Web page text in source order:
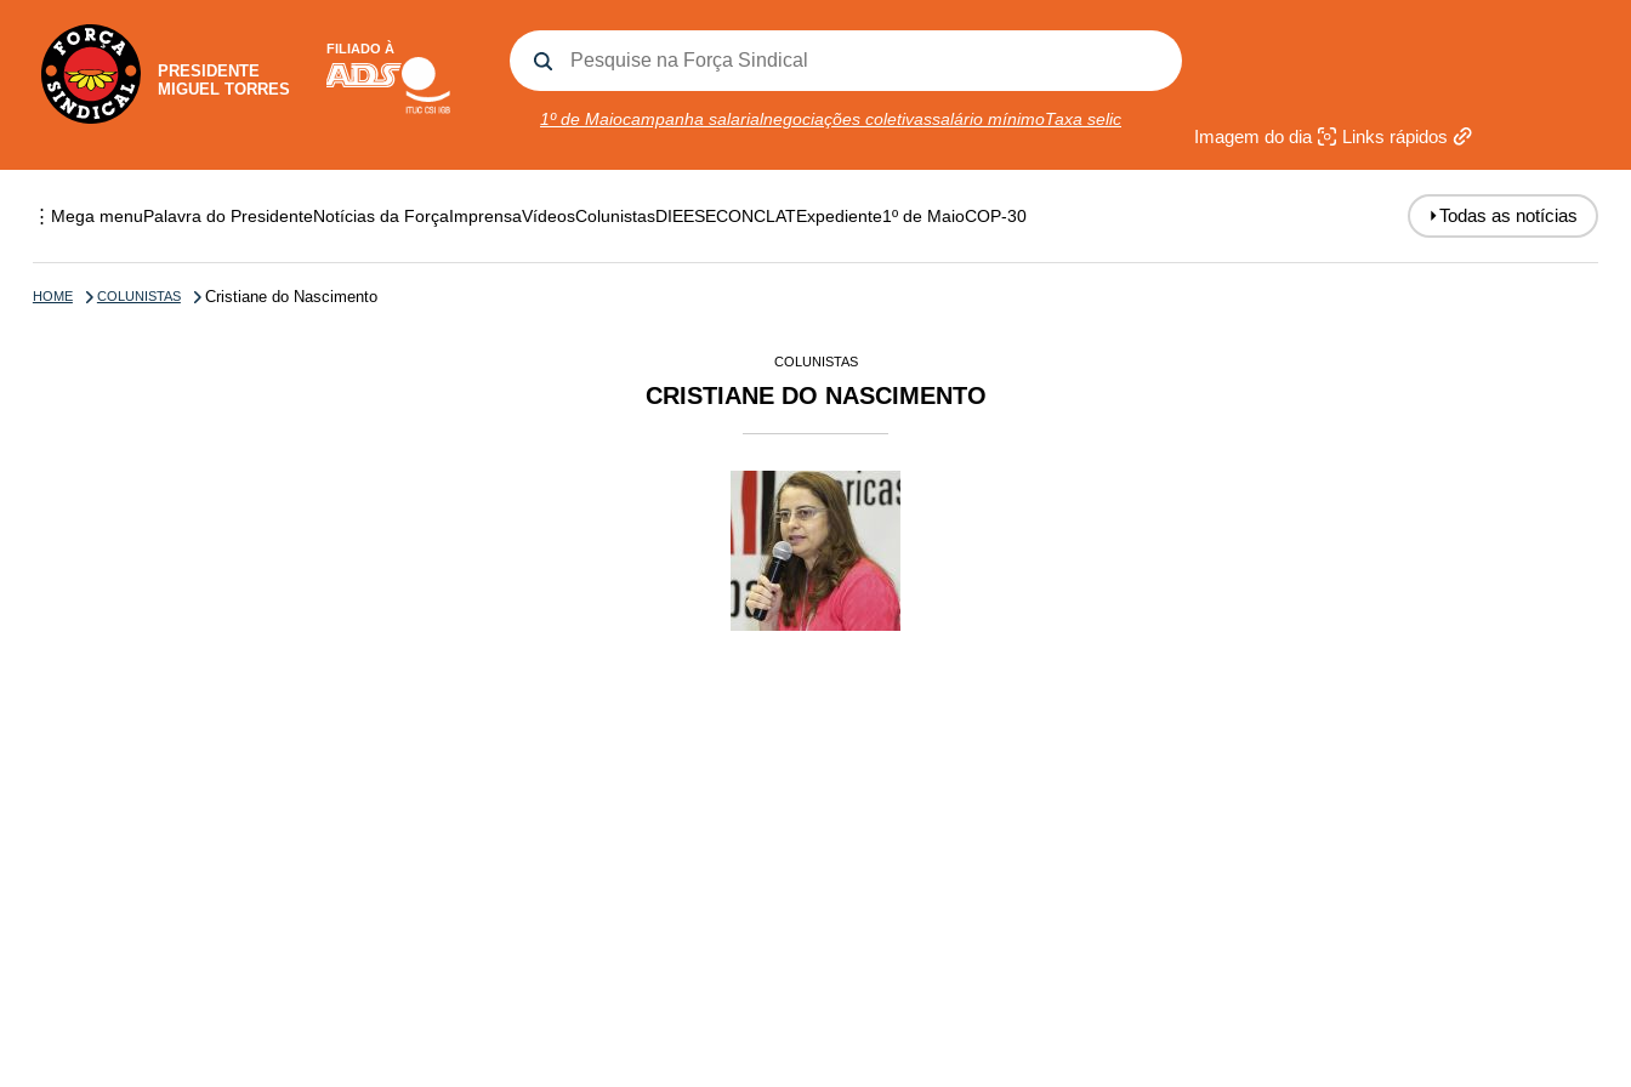
PRESIDENTE
MIGUEL TORRES
FILIADO À
1º de Maiocampanha salarialnegociações coletivassalário mínimoTaxa selic
Imagem do dia Links rápidos
⋮ Mega menuPalavra do PresidenteNotícias da ForçaImprensaVídeosColunistasDIEESECONCLATExpediente1º de MaioCOP-30 ⏵Todas as notícias
HOME COLUNISTAS Cristiane do Nascimento
COLUNISTAS
CRISTIANE DO NASCIMENTO